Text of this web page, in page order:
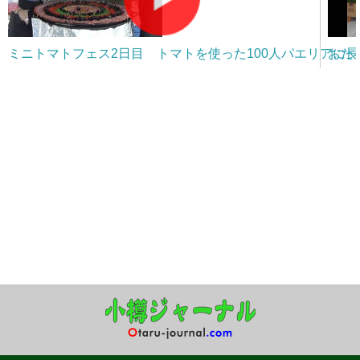
ミニトマトフェス2日目 トマトを使った100人パエリアに
おた